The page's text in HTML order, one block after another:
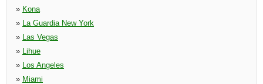
» Kona
» La Guardia New York
» Las Vegas
» Lihue
» Los Angeles
» Miami